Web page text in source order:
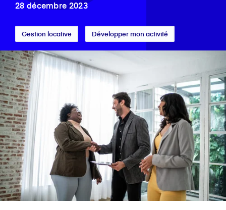
28 décembre 2023
Gestion locative Développer mon activité